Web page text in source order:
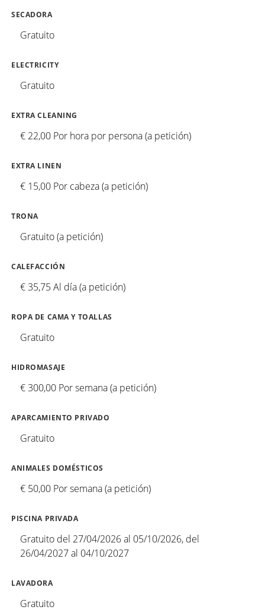
SECADORA
Gratuito
ELECTRICITY
Gratuito
EXTRA CLEANING
€ 22,00 Por hora por persona (a petición)
EXTRA LINEN
€ 15,00 Por cabeza (a petición)
TRONA
Gratuito (a petición)
CALEFACCIÓN
€ 35,75 Al día (a petición)
ROPA DE CAMA Y TOALLAS
Gratuito
HIDROMASAJE
€ 300,00 Por semana (a petición)
APARCAMIENTO PRIVADO
Gratuito
ANIMALES DOMÉSTICOS
€ 50,00 Por semana (a petición)
PISCINA PRIVADA
Gratuito del 27/04/2026 al 05/10/2026, del
26/04/2027 al 04/10/2027
LAVADORA
Gratuito